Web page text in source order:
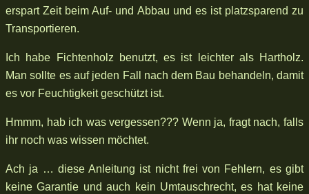
erspart Zeit beim Auf- und Abbau und es ist platzsparend zu
Transportieren.
Ich habe Fichtenholz benutzt, es ist leichter als Hartholz.
Man sollte es auf jeden Fall nach dem Bau behandeln, damit
es vor Feuchtigkeit geschützt ist.
Hmmm, hab ich was vergessen??? Wenn ja, fragt nach, falls
ihr noch was wissen möchtet.
Ach ja … diese Anleitung ist nicht frei von Fehlern, es gibt
keine Garantie und auch kein Umtauschrecht, es hat keine